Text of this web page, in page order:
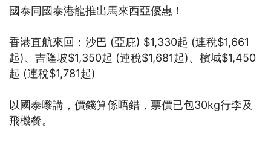
國泰同國泰港龍推出馬來西亞優惠！
香港直航來回：沙巴 (亞庇) $1,330起 (連稅$1,661
起)、吉隆坡$1,350起 (連稅$1,681起)、檳城$1,450
起 (連稅$1,781起)
以國泰嚟講，價錢算係唔錯，票價已包30kg行李及
飛機餐。